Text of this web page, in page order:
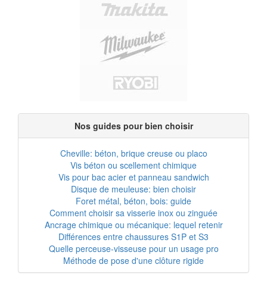
Nos guides pour bien choisir
Cheville: béton, brique creuse ou placo
Vis béton ou scellement chimique
Vis pour bac acier et panneau sandwich
Disque de meuleuse: bien choisir
Foret métal, béton, bois: guide
Comment choisir sa visserie inox ou zinguée
Ancrage chimique ou mécanique: lequel retenir
Différences entre chaussures S1P et S3
Quelle perceuse-visseuse pour un usage pro
Méthode de pose d'une clôture rigide